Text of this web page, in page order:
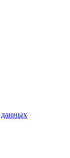
данных